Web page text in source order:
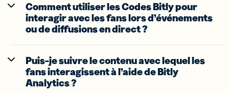
Comment utiliser les Codes Bitly pour
interagir avec les fans lors d’événements
ou de diffusions en direct ?
Puis-je suivre le contenu avec lequel les
fans interagissent à l’aide de Bitly
Analytics ?